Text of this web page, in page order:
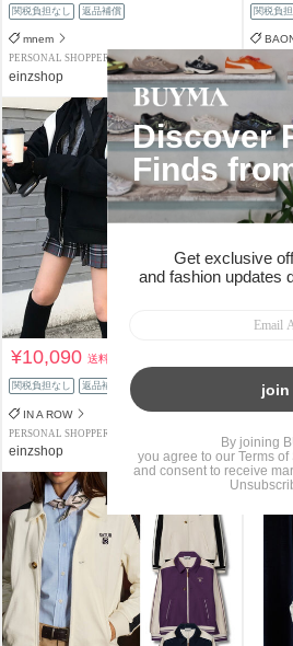
関税負担なし 返品補償
mnem
PERSONAL SHOPPER
einzshop
関税負担
¥10,090送料込
関税負担なし 返品補償
IN A ROW
PERSONAL SHOPPER
einzshop
関税負
タイ